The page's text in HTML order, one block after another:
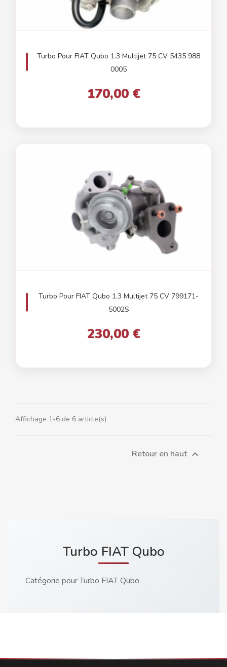
Turbo Pour FIAT Qubo 1.3 Multijet 75 CV 5435 988
0005
170,00 €
Turbo Pour FIAT Qubo 1.3 Multijet 75 CV 799171-
5002S
230,00 €
Affichage 1-6 de 6 article(s)
Retour en haut 
Turbo FIAT Qubo
Catégorie pour Turbo FIAT Qubo